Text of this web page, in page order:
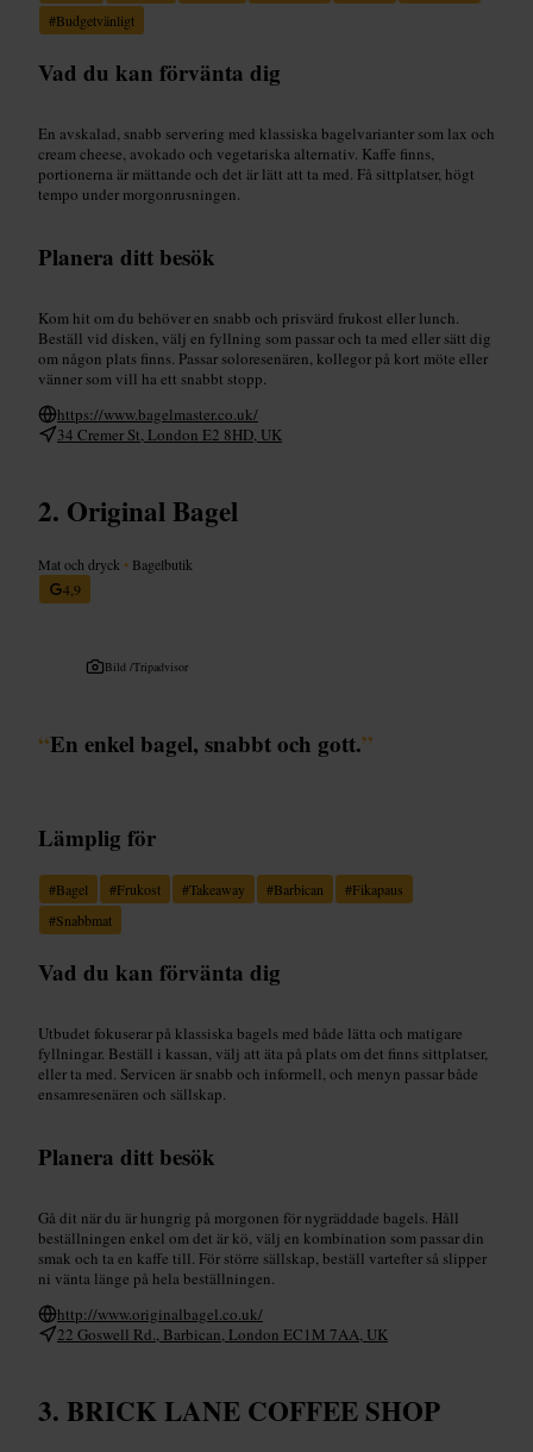
#Budgetvänligt
Vad du kan förvänta dig
En avskalad, snabb servering med klassiska bagelvarianter som lax och
cream cheese, avokado och vegetariska alternativ. Kaffe finns,
portionerna är mättande och det är lätt att ta med. Få sittplatser, högt
tempo under morgonrusningen.
Planera ditt besök
Kom hit om du behöver en snabb och prisvärd frukost eller lunch.
Beställ vid disken, välj en fyllning som passar och ta med eller sätt dig
om någon plats finns. Passar soloresenären, kollegor på kort möte eller
vänner som vill ha ett snabbt stopp.
https://www.bagelmaster.co.uk/
34 Cremer St, London E2 8HD, UK
Original Bagel
Mat och dryck • Bagelbutik
4,9
Bild /Tripadvisor
“En enkel bagel, snabbt och gott.”
Lämplig för
#Bagel #Frukost #Takeaway #Barbican #Fikapaus
#Snabbmat
Vad du kan förvänta dig
Utbudet fokuserar på klassiska bagels med både lätta och matigare
fyllningar. Beställ i kassan, välj att äta på plats om det finns sittplatser,
eller ta med. Servicen är snabb och informell, och menyn passar både
ensamresenären och sällskap.
Planera ditt besök
Gå dit när du är hungrig på morgonen för nygräddade bagels. Håll
beställningen enkel om det är kö, välj en kombination som passar din
smak och ta en kaffe till. För större sällskap, beställ vartefter så slipper
ni vänta länge på hela beställningen.
http://www.originalbagel.co.uk/
22 Goswell Rd., Barbican, London EC1M 7AA, UK
BRICK LANE COFFEE SHOP